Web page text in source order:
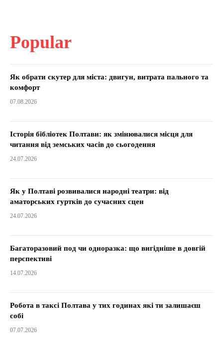
Popular
Як обрати скутер для міста: двигун, витрата пального та
комфорт
07.08.2026
Історія бібліотек Полтави: як змінювалися місця для
читання від земських часів до сьогодення
24.07.2026
Як у Полтаві розвивалися народні театри: від
аматорських гуртків до сучасних сцен
24.07.2026
Багаторазовий под чи одноразка: що вигідніше в довгій
перспективі
14.07.2026
Робота в таксі Полтава у тих годинах які ти залишаєш
собі
07.07.2026